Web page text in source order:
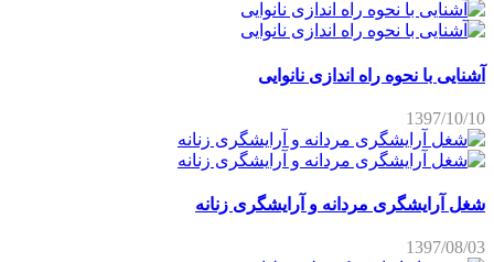
آشنایی با نحوه راه اندازی نانوایی
1397/10/10
شغل آرایشگری مردانه و آرایشگری زنانه
1397/08/03